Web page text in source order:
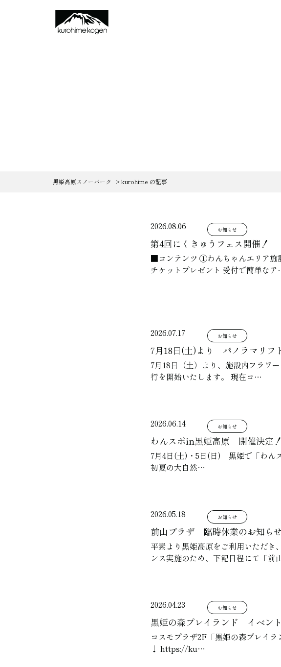
黒姫高原スノーパーク >kurohime の記事
2026.08.06 お知らせ
第4回にくきゅうフェス開催！
■コンテンツ ①わんちゃんエリア施
チケットプレゼント 受付で簡単な
2026.07.17 お知らせ
7月18日(土)より パノラマリフ
7月18日（土）より、施設内フラワ
行を開始いたします。 現在コ…
2026.06.14 お知らせ
わんスポin黒姫高原 開催決定！
7月4日(土)・5日(日) 黒姫で「わん
初夏の大自然…
2026.05.18 お知らせ
前山プラザ 臨時休業のお知ら
平素より黒姫高原をご利用いただき
ンス実施のため、下記日程にて「
2026.04.23 お知らせ
黒姫の森プレイランド イベン
コスモプラザ2F「黒姫の森プレイ
↓ https://ku…